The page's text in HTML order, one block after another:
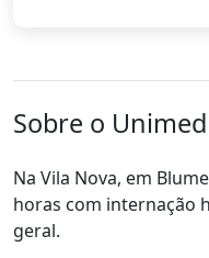
Sobre o
Na Vila Nova, em
horas com internação
geral.